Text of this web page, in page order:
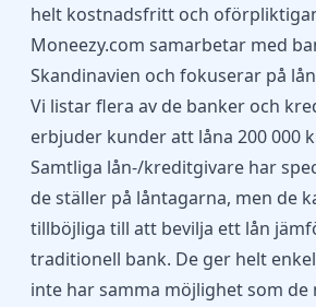
helt kostnadsfritt och
Moneezy.com samarbetar med
Skandinavien och fokuserar på
Vi listar flera av de banker och
erbjuder kunder att låna 200 000
Samtliga lån-/kreditgivare har
de ställer på låntagarna, men de
tillböjliga till att bevilja ett lån
traditionell bank. De ger helt
inte har samma möjlighet som de